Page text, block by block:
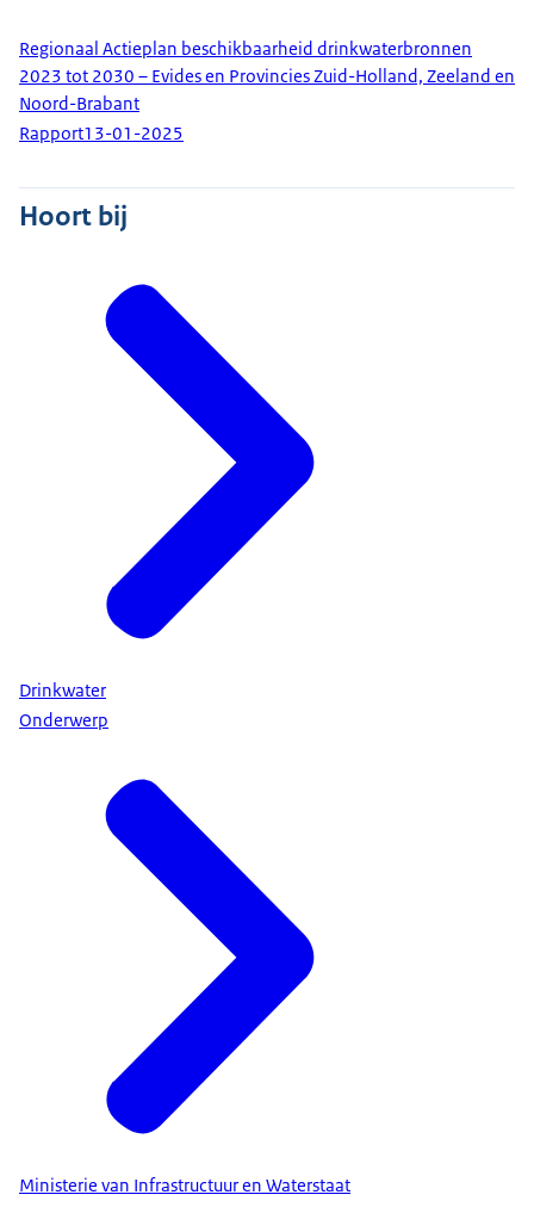
Regionaal Actieplan beschikbaarheid drinkwaterbronnen
2023 tot 2030 – Evides en Provincies Zuid-Holland, Zeeland en
Noord-Brabant
Rapport13-01-2025
Hoort bij
Drinkwater
Onderwerp
Ministerie van Infrastructuur en Waterstaat